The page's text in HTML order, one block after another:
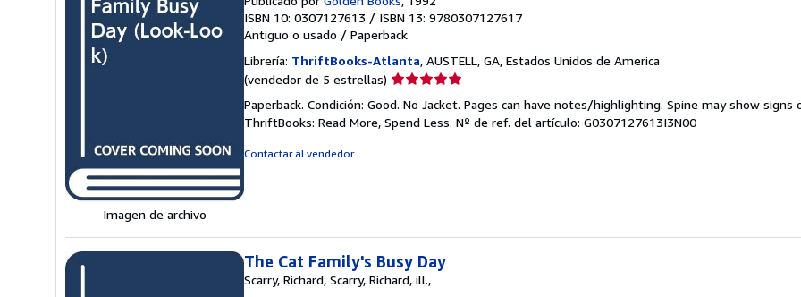
Imagen de archivo
ISBN 10: 0307127613 / ISBN 13: 9780307127617
Antiguo o usado / Paperback
Librería: ThriftBooks-Atlanta, AUSTELL, GA, Estados Unidos de America
(vendedor de 5 estrellas) Calificación
vendedor:
5
Paperback. Condición: Good. No Jacket. Pages can have notes/highlighting. Spine may show signs
ThriftBooks: Read More, Spend Less. Nº de ref. del artículo: G0307127613I3N00
Contactar al vendedor
The Cat Family's Busy Day
Scarry, Richard, Scarry, Richard, ill.,